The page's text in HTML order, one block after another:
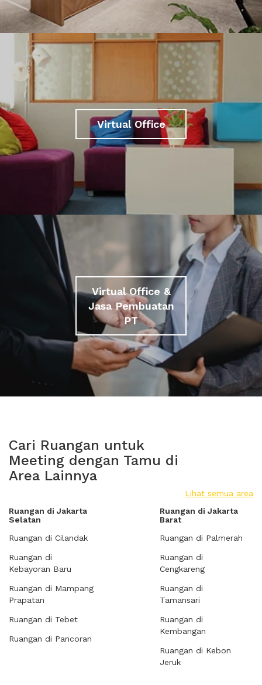
Virtual Office
Virtual Office &
Jasa Pembuatan
PT
Cari Ruangan untuk
Meeting dengan Tamu di
Area Lainnya
Lihat semua area
Ruangan di Jakarta
Selatan
Ruangan di Cilandak
Ruangan di
Kebayoran Baru
Ruangan di Mampang
Prapatan
Ruangan di Tebet
Ruangan di Pancoran
Ruangan di Jakarta
Barat
Ruangan di Palmerah
Ruangan di
Cengkareng
Ruangan di
Tamansari
Ruangan di
Kembangan
Ruangan di Kebon
Jeruk